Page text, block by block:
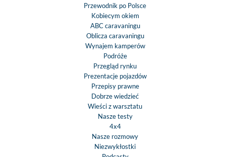
Przewodnik po Polsce
Kobiecym okiem
ABC caravaningu
Oblicza caravaningu
Wynajem kamperów
Podróże
Przegląd rynku
Prezentacje pojazdów
Przepisy prawne
Dobrze wiedzieć
Wieści z warsztatu
Nasze testy
4x4
Nasze rozmowy
Niezwykłostki